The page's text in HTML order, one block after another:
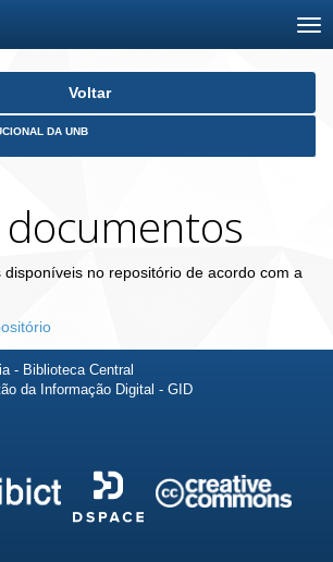
Voltar
DA UNB
disponíveis no repositório de acordo com a
- Biblioteca Central
da Informação Digital - GID